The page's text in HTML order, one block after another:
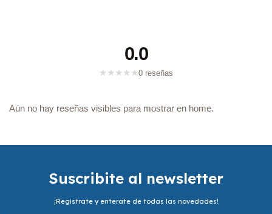
0.0
★ ★ ★ ★ ★0 reseñas
Aún no hay reseñas visibles para mostrar en home.
Suscribite al newsletter
¡Registrate y enterate de todas las novedades!